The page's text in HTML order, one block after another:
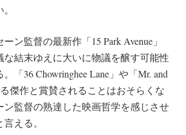
ン監督の最新作「15 Park Avenue」
な結末ゆえに大いに物議を醸す可能性
「36 Chowringhee Lane」や「Mr. and
傑作と賞賛されることはおそらくな
ン監督の熟達した映画哲学を感じさせ
える。